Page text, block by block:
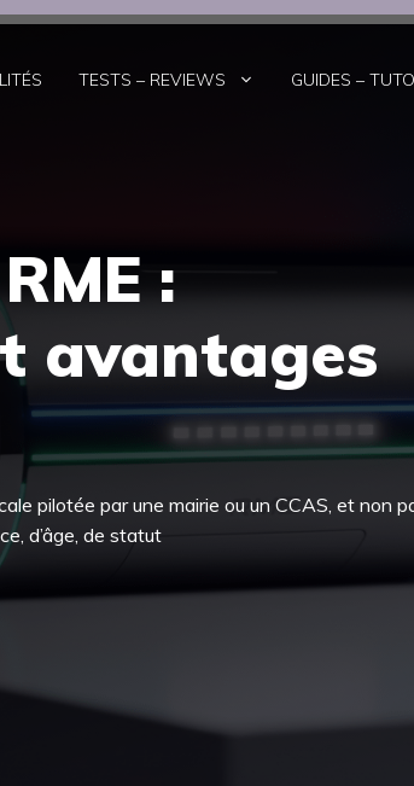
TESTS – REVIEWS GUIDES –
:
avantages
pilotée par une mairie ou un CCAS, et non
d’âge, de statut